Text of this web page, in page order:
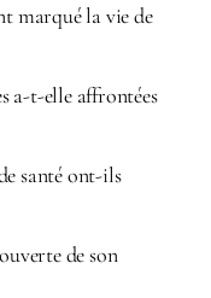
marqué la vie de
a-t-elle affrontées
santé ont-ils
de son